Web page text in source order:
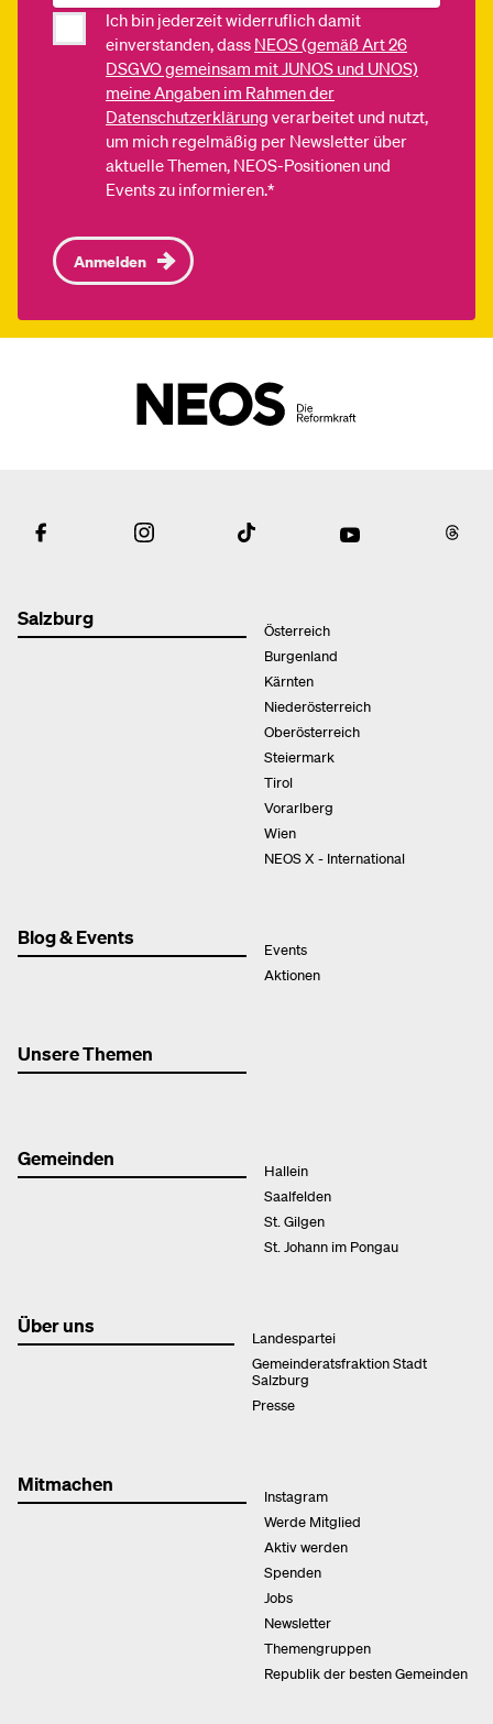
Ich bin jederzeit widerruflich damit
einverstanden, dass NEOS (gemäß Art 26
DSGVO gemeinsam mit JUNOS und UNOS)
meine Angaben im Rahmen der
Datenschutzerklärung verarbeitet und nutzt,
um mich regelmäßig per Newsletter über
aktuelle Themen, NEOS-Positionen und
Events zu informieren.*
Anmelden
Salzburg
Österreich
Burgenland
Kärnten
Niederösterreich
Oberösterreich
Steiermark
Tirol
Vorarlberg
Wien
NEOS X - International
Blog & Events
Events
Aktionen
Unsere Themen
Gemeinden
Hallein
Saalfelden
St. Gilgen
St. Johann im Pongau
Über uns
Landespartei
Gemeinderatsfraktion Stadt
Salzburg
Presse
Mitmachen
Instagram
Werde Mitglied
Aktiv werden
Spenden
Jobs
Newsletter
Themengruppen
Republik der besten Gemeinden